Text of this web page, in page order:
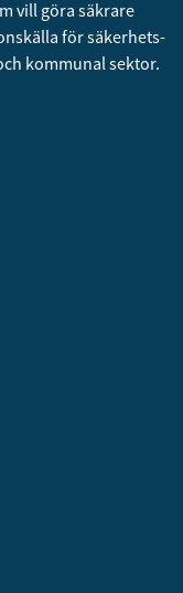
vill göra säkrare
för säkerhets­
kommunal sektor.